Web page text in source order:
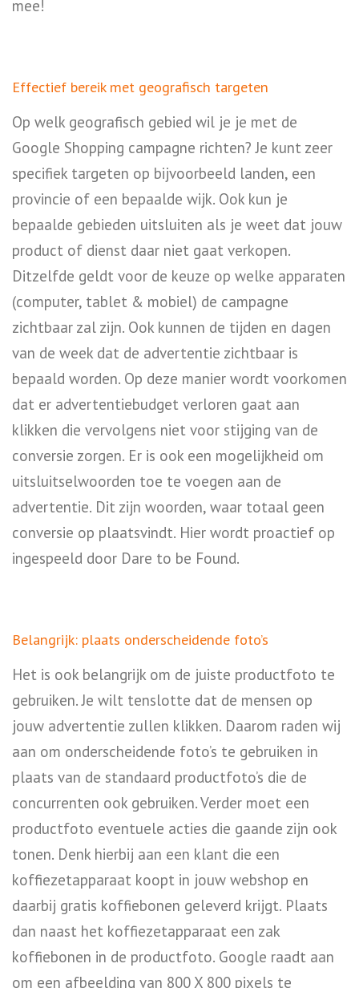
mee!
Effectief bereik met geografisch targeten
Op welk geografisch gebied wil je je met de
Google Shopping campagne richten? Je kunt zeer
specifiek targeten op bijvoorbeeld landen, een
provincie of een bepaalde wijk. Ook kun je
bepaalde gebieden uitsluiten als je weet dat jouw
product of dienst daar niet gaat verkopen.
Ditzelfde geldt voor de keuze op welke apparaten
(computer, tablet & mobiel) de campagne
zichtbaar zal zijn. Ook kunnen de tijden en dagen
van de week dat de advertentie zichtbaar is
bepaald worden. Op deze manier wordt voorkomen
dat er advertentiebudget verloren gaat aan
klikken die vervolgens niet voor stijging van de
conversie zorgen. Er is ook een mogelijkheid om
uitsluitselwoorden toe te voegen aan de
advertentie. Dit zijn woorden, waar totaal geen
conversie op plaatsvindt. Hier wordt proactief op
ingespeeld door Dare to be Found.
Belangrijk: plaats onderscheidende foto’s
Het is ook belangrijk om de juiste productfoto te
gebruiken. Je wilt tenslotte dat de mensen op
jouw advertentie zullen klikken. Daarom raden wij
aan om onderscheidende foto’s te gebruiken in
plaats van de standaard productfoto’s die de
concurrenten ook gebruiken. Verder moet een
productfoto eventuele acties die gaande zijn ook
tonen. Denk hierbij aan een klant die een
koffiezetapparaat koopt in jouw webshop en
daarbij gratis koffiebonen geleverd krijgt. Plaats
dan naast het koffiezetapparaat een zak
koffiebonen in de productfoto. Google raadt aan
om een afbeelding van 800 X 800 pixels te